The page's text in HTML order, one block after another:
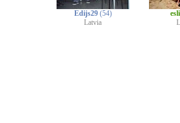
Edijs29 (54)
Latvia